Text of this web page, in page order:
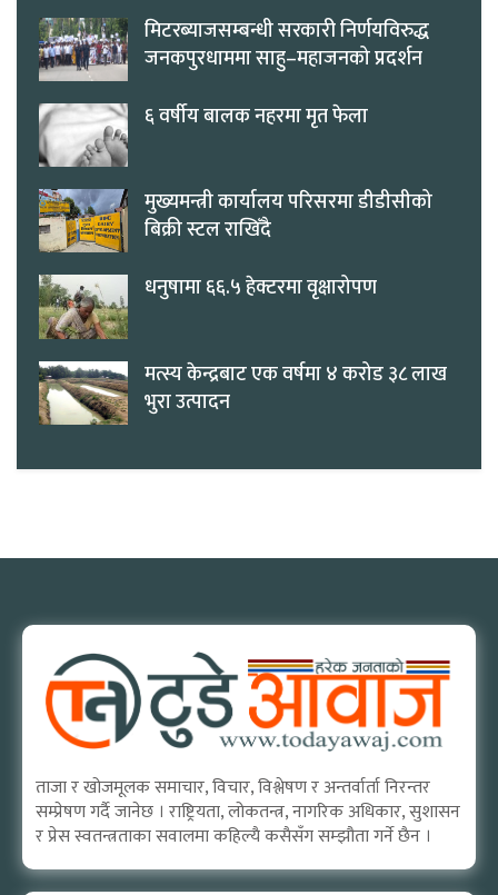
मिटरब्याजसम्बन्धी सरकारी निर्णयविरुद्ध
जनकपुरधाममा साहु–महाजनको प्रदर्शन
६ वर्षीय बालक नहरमा मृत फेला
मुख्यमन्त्री कार्यालय परिसरमा डीडीसीको
बिक्री स्टल राखिँदै
धनुषामा ६६.५ हेक्टरमा वृक्षारोपण
मत्स्य केन्द्रबाट एक वर्षमा ४ करोड ३८ लाख
भुरा उत्पादन
ताजा र खोजमूलक समाचार, विचार, विश्लेषण र अन्तर्वार्ता निरन्तर
सम्प्रेषण गर्दै जानेछ । राष्ट्रियता, लोकतन्त्र, नागरिक अधिकार, सुशासन
र प्रेस स्वतन्त्रताका सवालमा कहिल्यै कसैसँग सम्झौता गर्ने छैन ।